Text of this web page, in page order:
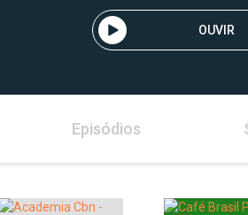
OUVIR
Episódios